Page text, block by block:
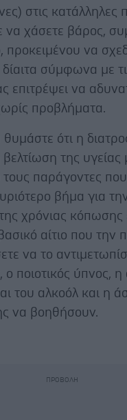
στις κατάλληλες
να χάσετε βάρος,
προκειμένου να
σύμφωνα με
επιτρέψει να
προβλήματα.
θυμάστε ότι η
της υγείας
παράγοντες
βήμα για
χρόνιας κόπωσης
αίτιο που την
να το
ο ποιοτικός ύπνος,
του αλκοόλ και η
να βοηθήσουν.